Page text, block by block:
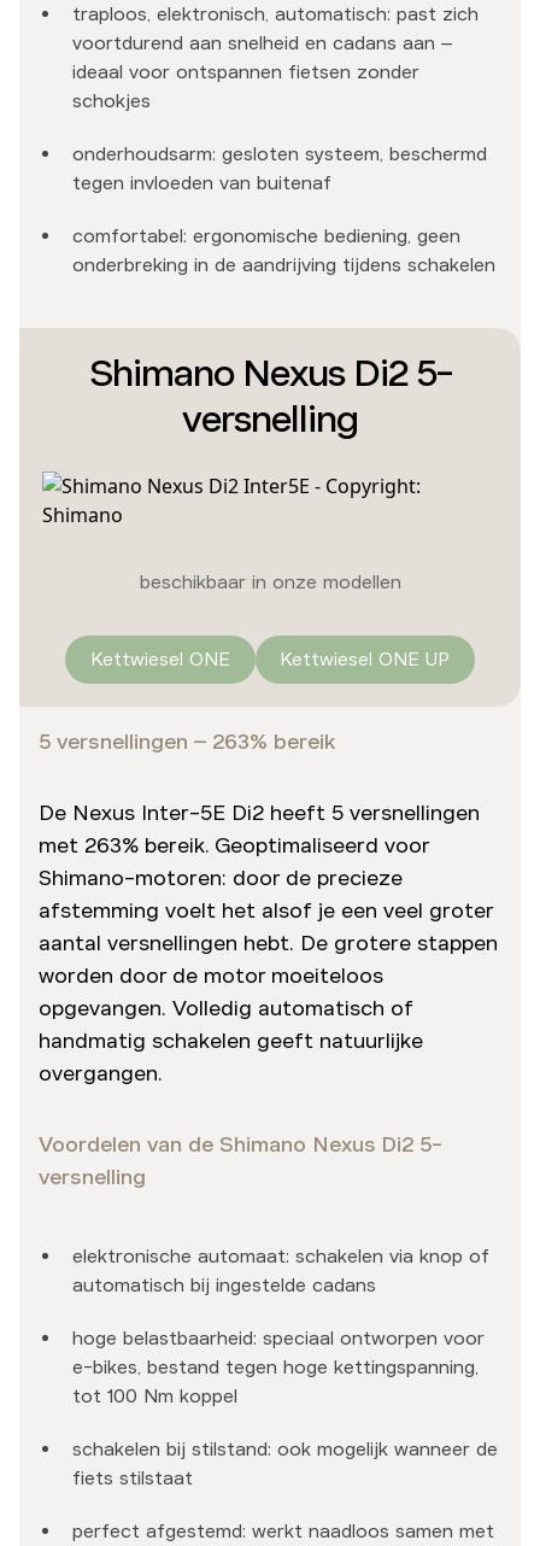
traploos, elektronisch, automatisch: past zich
voortdurend aan snelheid en cadans aan –
ideaal voor ontspannen fietsen zonder
schokjes
onderhoudsarm: gesloten systeem, beschermd
tegen invloeden van buitenaf
comfortabel: ergonomische bediening, geen
onderbreking in de aandrijving tijdens schakelen
Shimano Nexus Di2 5-
versnelling
beschikbaar in onze modellen
Kettwiesel ONE Kettwiesel ONE UP
5 versnellingen – 263% bereik
De Nexus Inter-5E Di2 heeft 5 versnellingen
met 263% bereik. Geoptimaliseerd voor
Shimano-motoren: door de precieze
afstemming voelt het alsof je een veel groter
aantal versnellingen hebt. De grotere stappen
worden door de motor moeiteloos
opgevangen. Volledig automatisch of
handmatig schakelen geeft natuurlijke
overgangen.
Voordelen van de Shimano Nexus Di2 5-
versnelling
elektronische automaat: schakelen via knop of
automatisch bij ingestelde cadans
hoge belastbaarheid: speciaal ontworpen voor
e-bikes, bestand tegen hoge kettingspanning,
tot 100 Nm koppel
schakelen bij stilstand: ook mogelijk wanneer de
fiets stilstaat
perfect afgestemd: werkt naadloos samen met